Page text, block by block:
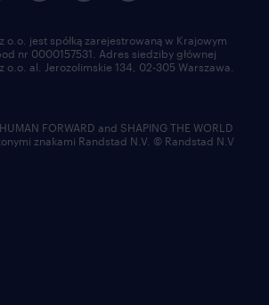
o.o. jest spółką zarejestrowaną w Krajowym
nr 0000157531. Adres siedziby głównej
o.o. al. Jerozolimskie 134, 02-305 Warszawa.
, HUMAN FORWARD and SHAPING THE WORLD
znakami Randstad N.V. © Randstad N.V